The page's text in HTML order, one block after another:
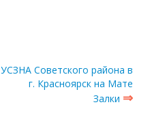
УСЗНА Советского района в
г. Красноярск на Мате
Залки ⇒